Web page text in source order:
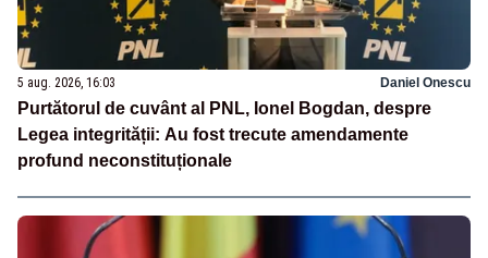
5 aug. 2026, 16:03 Daniel Onescu
Purtătorul de cuvânt al PNL, Ionel Bogdan, despre
Legea integrității: Au fost trecute amendamente
profund neconstituționale